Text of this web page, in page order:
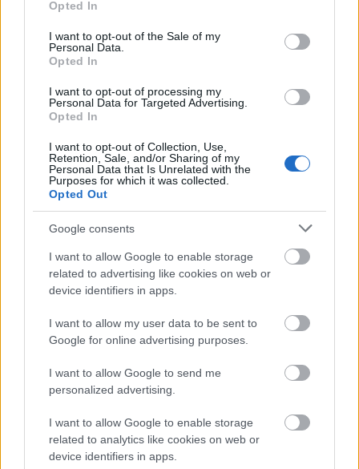
use your data for below specified purposes in below Google
consent section.
Opted In
I want to opt-out of the Sale of my
Personal Data.
Opted In
I want to opt-out of processing my
Personal Data for Targeted Advertising.
Opted In
I want to opt-out of Collection, Use,
Retention, Sale, and/or Sharing of my
Personal Data that Is Unrelated with the
Purposes for which it was collected.
Opted Out
Google consents
I want to allow Google to enable storage
related to advertising like cookies on web or
device identifiers in apps.
I want to allow my user data to be sent to
Google for online advertising purposes.
I want to allow Google to send me
personalized advertising.
I want to allow Google to enable storage
related to analytics like cookies on web or
device identifiers in apps.
Bujtor István hiába mondja, hogy a
legveszélyesebb jelenetet is meg meri csinálni.
Egy sámliról sem mer leugrani.